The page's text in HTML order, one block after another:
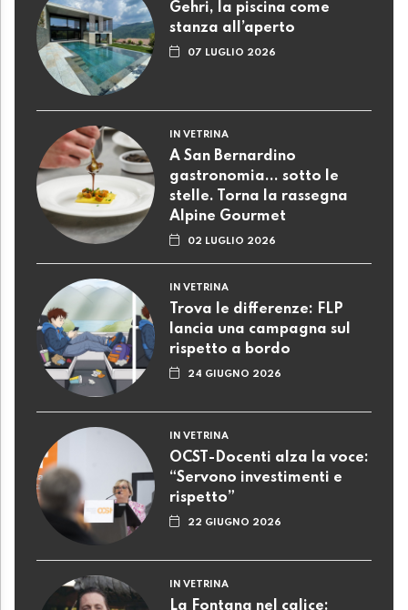
Gehri, la piscina come
stanza all’aperto
07 LUGLIO 2026
IN VETRINA
A San Bernardino
gastronomia... sotto le
stelle. Torna la rassegna
Alpine Gourmet
02 LUGLIO 2026
IN VETRINA
Trova le differenze: FLP
lancia una campagna sul
rispetto a bordo
24 GIUGNO 2026
IN VETRINA
OCST-Docenti alza la voce:
“Servono investimenti e
rispetto”
22 GIUGNO 2026
IN VETRINA
La Fontana nel calice: